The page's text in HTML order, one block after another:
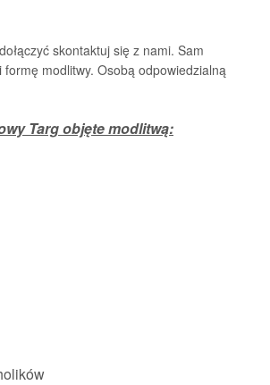
skontaktuj się z nami. Sam
modlitwy. Osobą odpowiedzialną
Targ objęte modlitwą: